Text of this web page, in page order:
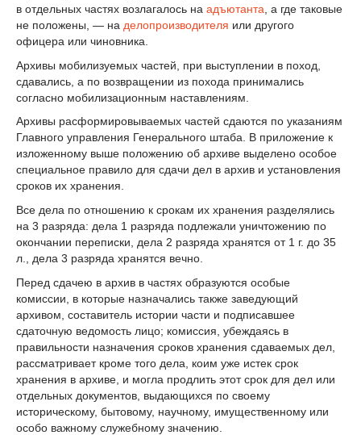
в отдельных частях возлагалось на адъютанта , а где таковые
не положены, — на делопроизводителя или другого
офицера или чиновника.
Архивы мобилизуемых частей, при выступлении в поход,
сдавались, а по возвращении из похода принимались
согласно мобилизационным наставлениям.
Архивы расформировываемых частей сдаются по указаниям
Главного управления Генерального штаба. В приложение к
изложенному выше положению об архиве выделено особое
специальное правило для сдачи дел в архив и установления
сроков их хранения.
Все дела по отношению к срокам их хранения разделялись
на 3 разряда: дела 1 разряда подлежали уничтожению по
окончании переписки, дела 2 разряда хранятся от 1 г. до 35
л., дела 3 разряда хранятся вечно.
Перед сдачею в архив в частях образуются особые
комиссии, в которые назначались также заведующий
архивом, составитель истории части и подписавшее
сдаточную ведомость лицо; комиссия, убеждаясь в
правильности назначения сроков хранения сдаваемых дел,
рассматривает кроме того дела, коим уже истек срок
хранения в архиве, и могла продлить этот срок для дел или
отдельных документов, выдающихся по своему
историческому, бытовому, научному, имущественному или
особо важному служебному значению.